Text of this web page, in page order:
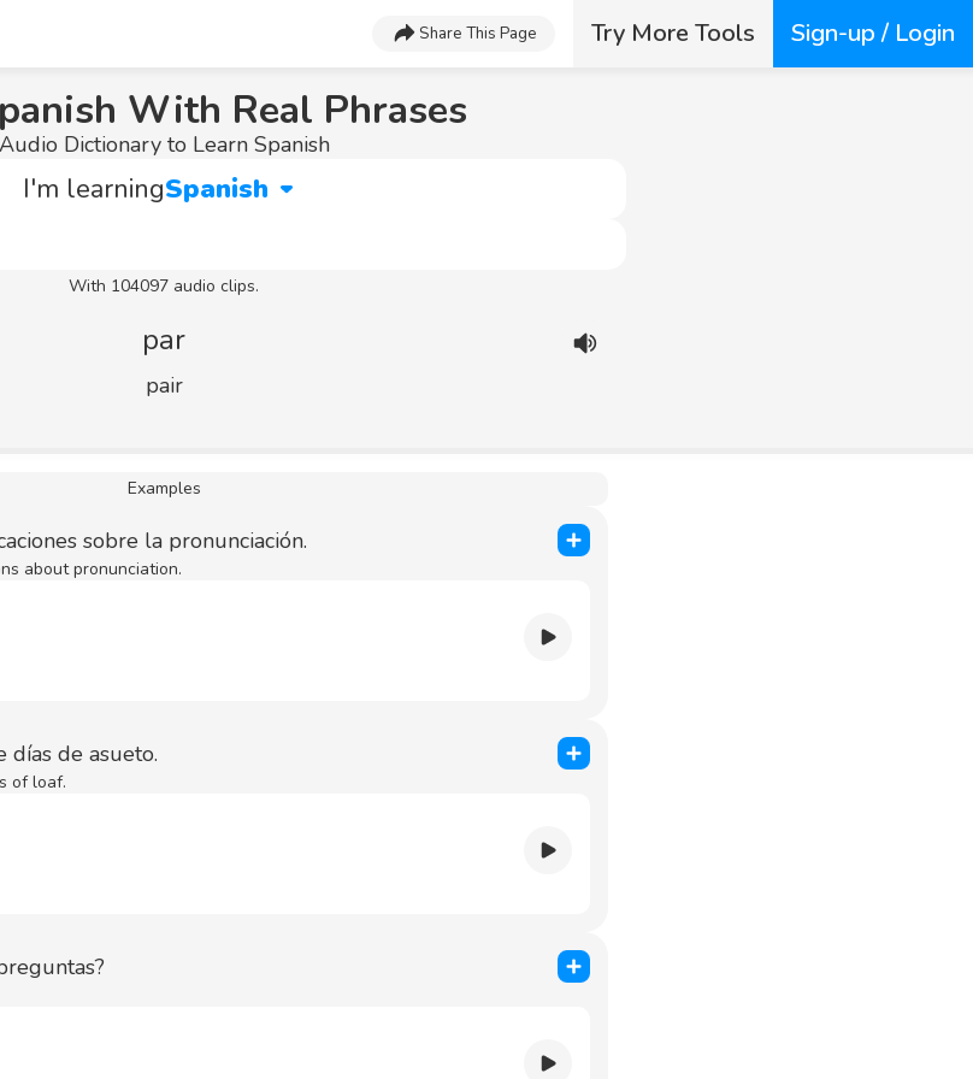
Share This Page Try More Tools Sign-up / Login
With Real Phrases
Audio Dictionary to Learn Spanish
I'm learningSpanish
With 104097 audio clips.
par
pair
Examples
sobre la pronunciación.
about pronunciation.
días de asueto.
of loaf.